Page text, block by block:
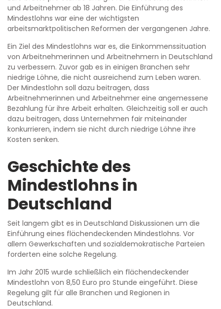
und Arbeitnehmer ab 18 Jahren. Die Einführung des
Mindestlohns war eine der wichtigsten
arbeitsmarktpolitischen Reformen der vergangenen Jahre.
Ein Ziel des Mindestlohns war es, die Einkommenssituation
von Arbeitnehmerinnen und Arbeitnehmern in Deutschland
zu verbessern. Zuvor gab es in einigen Branchen sehr
niedrige Löhne, die nicht ausreichend zum Leben waren.
Der Mindestlohn soll dazu beitragen, dass
Arbeitnehmerinnen und Arbeitnehmer eine angemessene
Bezahlung für ihre Arbeit erhalten. Gleichzeitig soll er auch
dazu beitragen, dass Unternehmen fair miteinander
konkurrieren, indem sie nicht durch niedrige Löhne ihre
Kosten senken.
Geschichte des
Mindestlohns in
Deutschland
Seit langem gibt es in Deutschland Diskussionen um die
Einführung eines flächendeckenden Mindestlohns. Vor
allem Gewerkschaften und sozialdemokratische Parteien
forderten eine solche Regelung.
Im Jahr 2015 wurde schließlich ein flächendeckender
Mindestlohn von 8,50 Euro pro Stunde eingeführt. Diese
Regelung gilt für alle Branchen und Regionen in
Deutschland.